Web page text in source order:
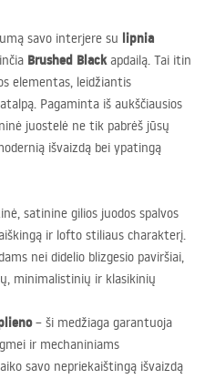
savo interjere su lipnia
Brushed Blackapdailą. Tai itin
elementas, leidžiantis
Pagaminta iš aukščiausios
juostelė ne tik pabrėš jūsų
išvaizdą bei ypatingą
satinine gilios juodos spalvos
ir lofto stiliaus charakterį.
nei didelio blizgesio paviršiai,
minimalistinių ir klasikinių
– ši medžiaga garantuoja
ir mechaniniams
savo nepriekaištingą išvaizdą